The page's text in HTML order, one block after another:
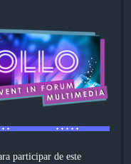
participar de este